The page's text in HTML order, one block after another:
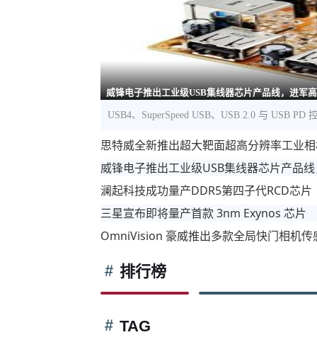
威锋电子推出工业级USB集线器芯片产品线，进军
USB4、SuperSpeed USB、USB 2.0 与 USB
思特威全新推出超大靶面超高分辨率工业
威锋电子推出工业级USB集线器芯片产品
澜起科技成功量产DDR5第四子代RCD芯片
三星宣布即将量产首款 3nm Exynos 芯片
OmniVision 豪威推出多款全局快门相机
排行榜
TAG